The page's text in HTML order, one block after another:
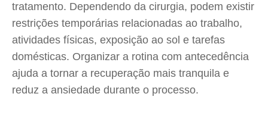
tratamento. Dependendo da cirurgia, podem existir
restrições temporárias relacionadas ao trabalho,
atividades físicas, exposição ao sol e tarefas
domésticas. Organizar a rotina com antecedência
ajuda a tornar a recuperação mais tranquila e
reduz a ansiedade durante o processo.